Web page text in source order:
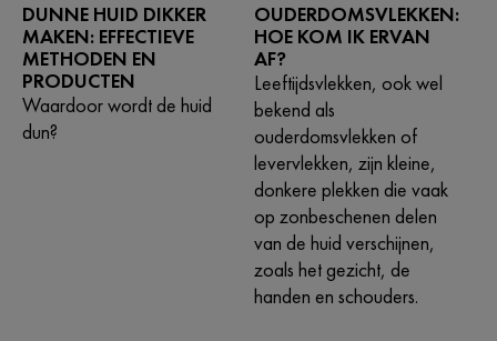
DUNNE HUID DIKKER
MAKEN: EFFECTIEVE
METHODEN EN
PRODUCTEN
Waardoor wordt de huid
dun?
OUDERDOMSVLEKKEN:
HOE KOM IK ERVAN
AF?
Leeftijdsvlekken, ook wel
bekend als
ouderdomsvlekken of
levervlekken, zijn kleine,
donkere plekken die vaak
op zonbeschenen delen
van de huid verschijnen,
zoals het gezicht, de
handen en schouders.